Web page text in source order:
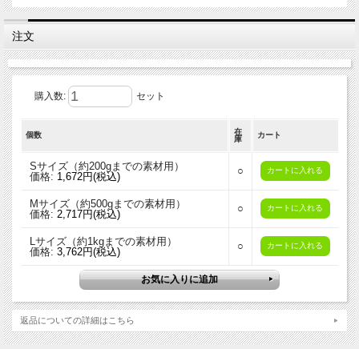
ロ仕様の本格染色キットです。染色に必要な染料と助剤がセ
＜ 本商品で染められる色 ＞
老竹色（おいたけ色）
老竹色（おいたけ色）とは、年を経て円熟みを増した竹の色
にちなんだ鈍い緑色。竹にちなんだ色の中ではもっとも彩度
風の緑）」。
注文
購入数: セット
個数
在
庫
カート
Sサイズ（約200gまでの素材用）
価格: 1,672円(税込) ○
Mサイズ（約500gまでの素材用）
価格: 2,717円(税込) ○
Lサイズ（約1kgまでの素材用）
価格: 3,762円(税込) ○
返品についての詳細はこちら